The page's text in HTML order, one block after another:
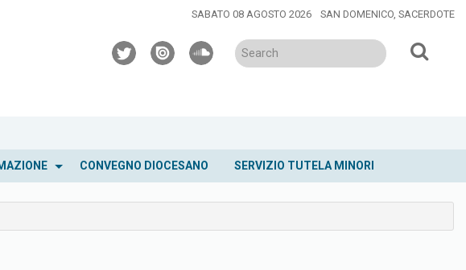
SABATO 08 AGOSTO 2026 SAN DOMENICO, SACERDOTE
twitterissuusoundcloud
CONVEGNO DIOCESANO SERVIZIO TUTELA MINORI